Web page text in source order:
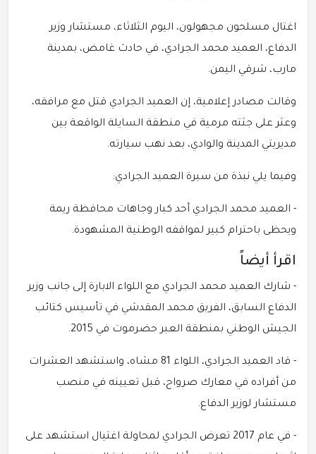
اغتال مسلحون مجهولون، اليوم الثلاثاء، مستشار وزير
الدفاع، العميد محمد الجرادي، في حادث غامض، بمدينة
مارب، شرقي اليمن.
وقالت مصادر إعلامية، إن العميد الجرادي قتل مع مرافقه،
وعثر على جثته مرمية في منطقة السايلة الواقعة بين
مديريتي المدينة والوادي، بعد نهب سيارته.
وفيما يلي نبذة من سيرة العميد الجرادي:
- العميد محمد الجرادي أحد كبار وجاهات محافظة ريمة
ويحظى باحترام كبير لمواقفه الوطنية المشهودة.
اقرأ أيضاً
- شارك العميد محمد الجرادي مع اللواء الابارة إلى جانب وزير
الدفاع السابق، الفريق محمد المقدشي في تأسيس كتائب
الجيش الوطني بمنطقة العبر حضرموت في 2015.
- قاد العميد الجرادي، اللواء 81 مشاه، واستشهد العشرات
من أفراده في معارك صرواح، قبل تعيينه في منصب
مستشار لوزير الدفاع.
- في عام 2017 تعرض الجرادي لمحاولة اغتيال استشهد على